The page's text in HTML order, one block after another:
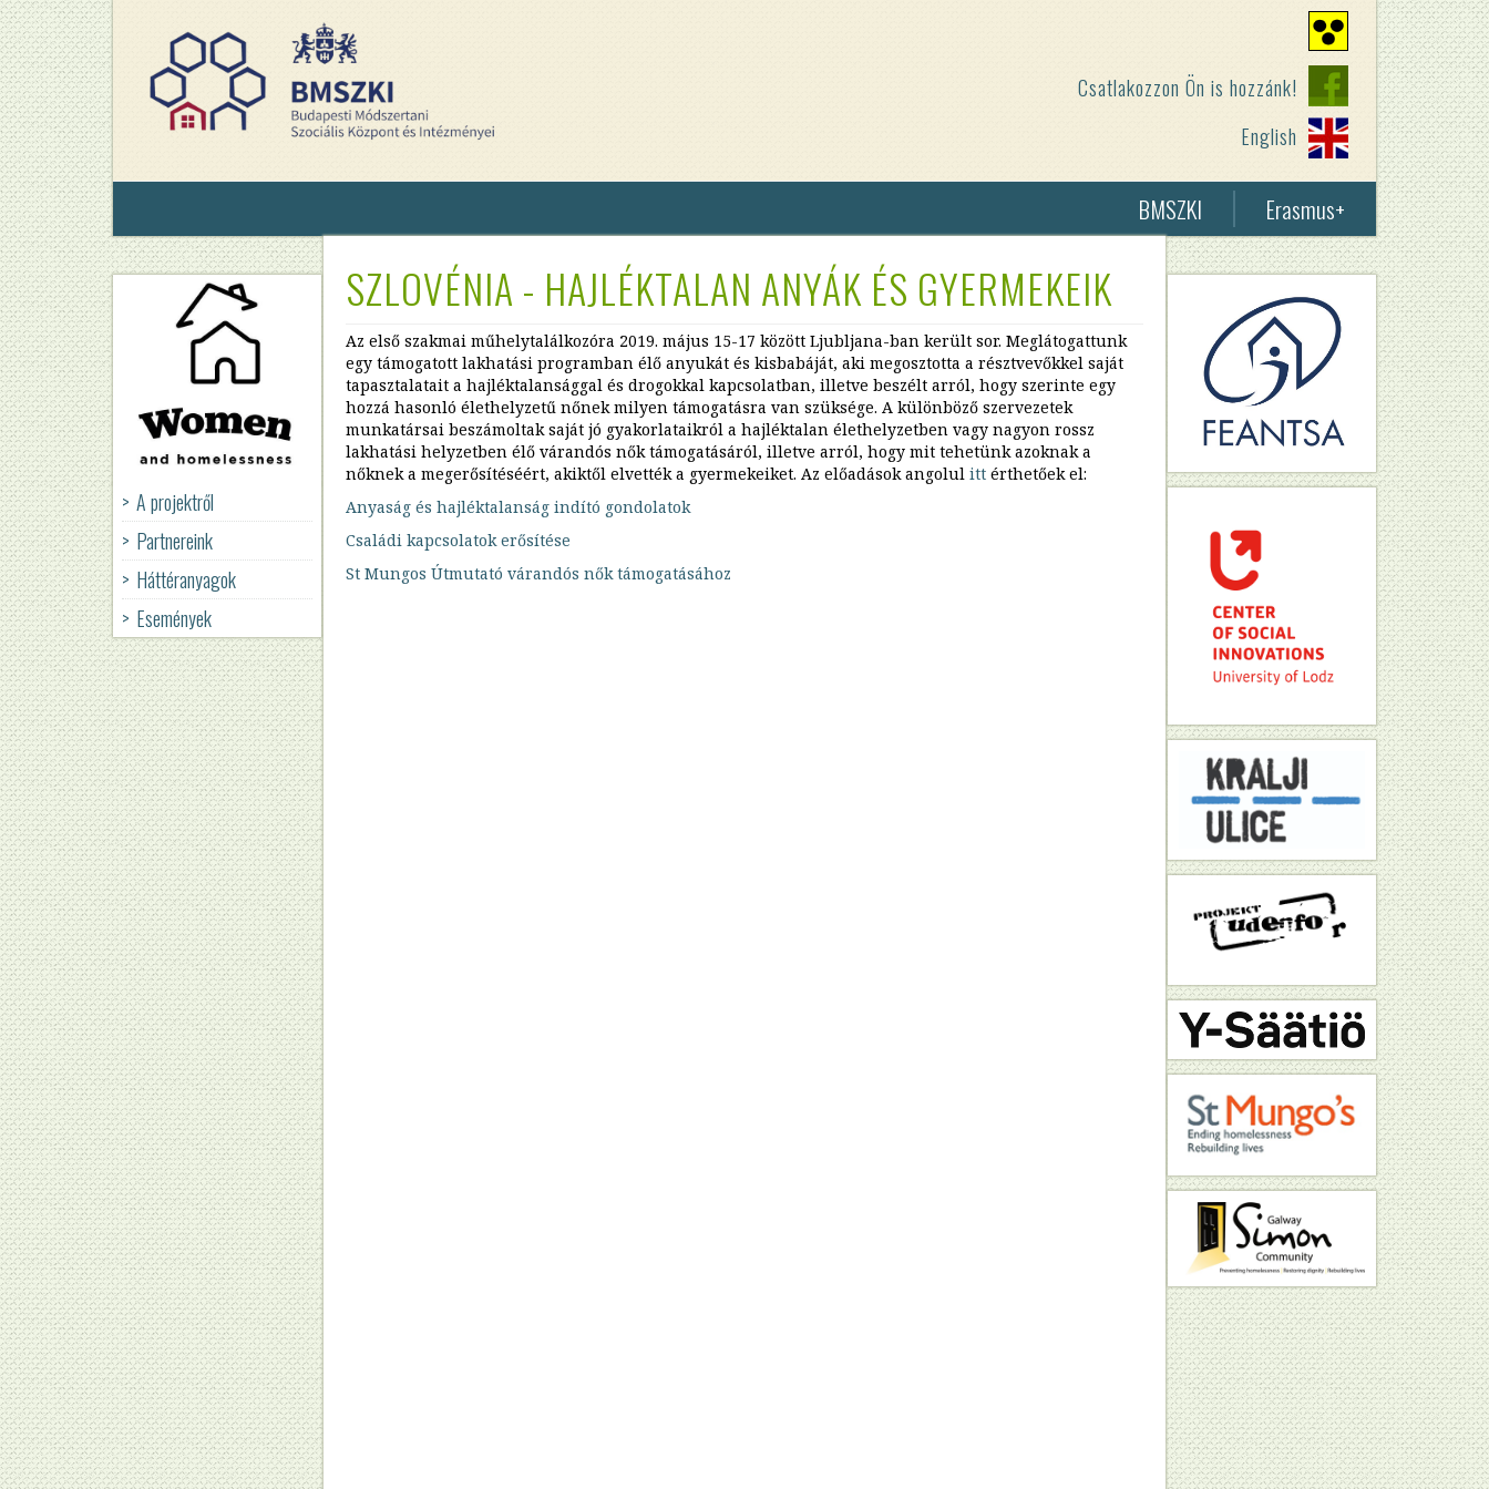
Ugrás
a
tartalomra
Nagy
kontrasztú
nézet
Csatlakozzon Ön is hozzánk!
English
BMSZKI Erasmus+
A projektről
Partnereink
Háttéranyagok
Események
SZLOVÉNIA - HAJLÉKTALAN ANYÁK ÉS GYERMEKEIK
Az első szakmai műhelytalálkozóra 2019. május 15-17 között Ljubljana-ban került sor. Meglátogattunk
egy támogatott lakhatási programban élő anyukát és kisbabáját, aki megosztotta a résztvevőkkel saját
tapasztalatait a hajléktalansággal és drogokkal kapcsolatban, illetve beszélt arról, hogy szerinte egy
hozzá hasonló élethelyzetű nőnek milyen támogatásra van szüksége. A különböző szervezetek
munkatársai beszámoltak saját jó gyakorlataikról a hajléktalan élethelyzetben vagy nagyon rossz
lakhatási helyzetben élő várandós nők támogatásáról, illetve arról, hogy mit tehetünk azoknak a
nőknek a megerősítéséért, akiktől elvették a gyermekeiket. Az előadások angolul itt érthetőek el:
Anyaság és hajléktalanság indító gondolatok
Családi kapcsolatok erősítése
St Mungos Útmutató várandós nők támogatásához